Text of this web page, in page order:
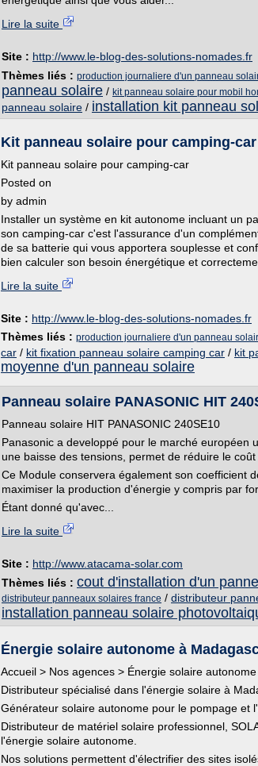
Lire la suite
Site : http://www.le-blog-des-solutions-nomades.fr
Thèmes liés : production journaliere d'un panneau
panneau solaire / kit panneau solaire pour mobil
panneau solaire / installation kit panneau
Kit panneau solaire pour camping-
Kit panneau solaire pour camping-car
Posted on
by admin
Installer un système en kit autonome incluant un
son camping-car c'est l'assurance d'un
de sa batterie qui vous apportera souplesse et
bien calculer son besoin énergétique et
Lire la suite
Site : http://www.le-blog-des-solutions-nomades.fr
Thèmes liés : production journaliere d'un panneau
car / kit fixation panneau solaire camping car / kit
moyenne d'un panneau solaire
Panneau solaire PANASONIC HIT
Panneau solaire HIT PANASONIC 240SE10
Panasonic a developpé pour le marché européen
une baisse des tensions, permet de réduire le
Ce Module conservera également son coefficient
maximiser la production d'énergie y compris par
Étant donné qu'avec...
Lire la suite
Site : http://www.atacama-solar.com
Thèmes liés : cout d'installation d'un
distributeur panneaux solaires france / distributeur
installation panneau solaire
Énergie solaire autonome à
Accueil > Nos agences > Énergie solaire
Distributeur spécialisé dans l'énergie solaire à
Générateur solaire autonome pour le pompage et
Distributeur de matériel solaire professionnel,
l'énergie solaire autonome.
Nos solutions permettent d'électrifier des sites